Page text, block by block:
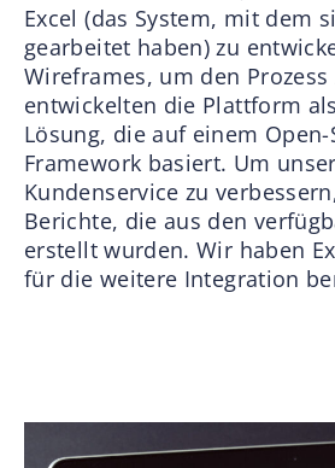
Excel (das System, mit dem
gearbeitet haben) zu
Wireframes, um den
entwickelten die Plattform
Lösung, die auf einem Open-
Framework basiert. Um
Kundenservice zu
Berichte, die aus den
erstellt wurden. Wir haben
für die weitere Integration